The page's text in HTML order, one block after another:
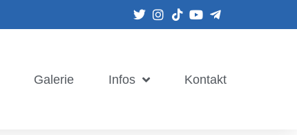
Galerie Infos Kontakt